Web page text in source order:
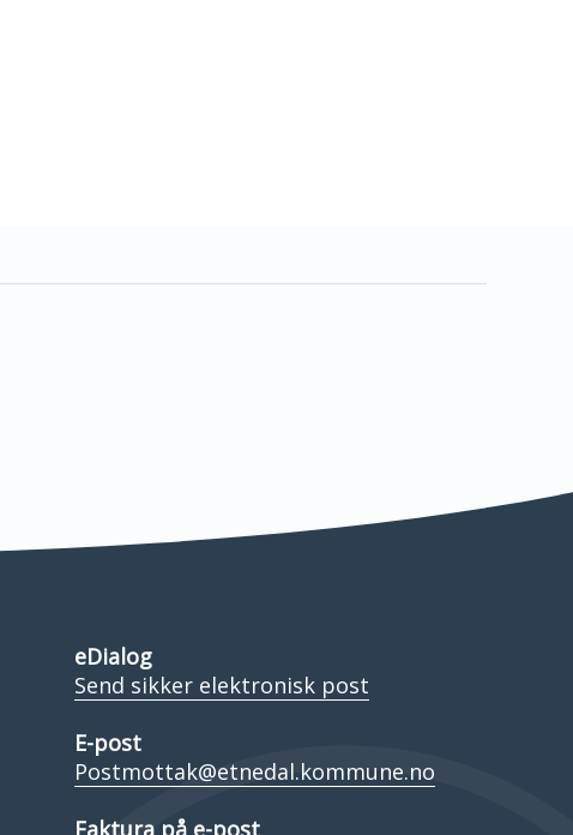
eDialog
Send sikker elektronisk post
E-post
Postmottak@etnedal.kommune.no